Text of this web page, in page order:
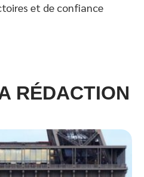
et de confiance
RÉDACTION